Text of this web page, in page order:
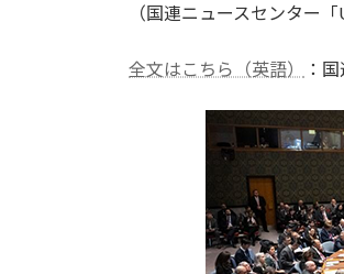
（国連ニュースセンター
全文はこちら（英語） ：